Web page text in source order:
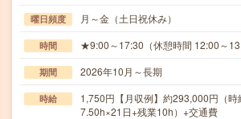
曜日頻度 月～金（土日祝休み）
時間 ★9:00～17:30（休憩時間 12:00～
期間 2026年10月～長期
時給
1,750円【月収例】約293,000円（
7.50h×21日+残業10h）+交通費